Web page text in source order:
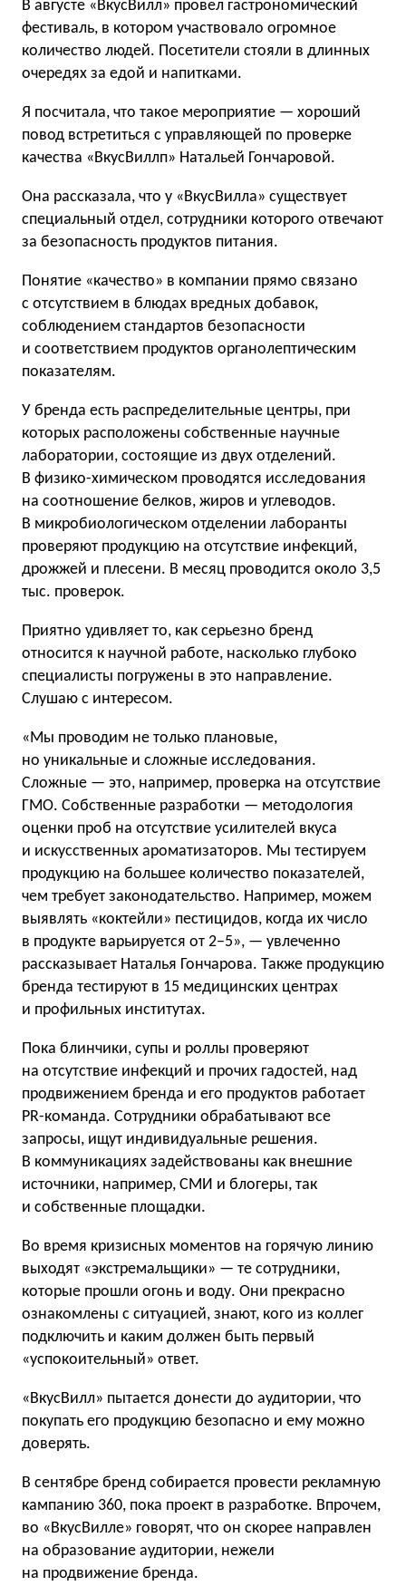
В августе «ВкусВилл» провел гастрономический
фестиваль, в котором участвовало огромное
количество людей. Посетители стояли в длинных
очередях за едой и напитками.
Я посчитала, что такое мероприятие — хороший
повод встретиться с управляющей по проверке
качества «ВкусВиллп» Натальей Гончаровой.
Она рассказала, что у «ВкусВилла» существует
специальный отдел, сотрудники которого отвечают
за безопасность продуктов питания.
Понятие «качество» в компании прямо связано
с отсутствием в блюдах вредных добавок,
соблюдением стандартов безопасности
и соответствием продуктов органолептическим
показателям.
У бренда есть распределительные центры, при
которых расположены собственные научные
лаборатории, состоящие из двух отделений.
В физико-химическом проводятся исследования
на соотношение белков, жиров и углеводов.
В микробиологическом отделении лаборанты
проверяют продукцию на отсутствие инфекций,
дрожжей и плесени. В месяц проводится около 3,5
тыс. проверок.
Приятно удивляет то, как серьезно бренд
относится к научной работе, насколько глубоко
специалисты погружены в это направление.
Слушаю с интересом.
«Мы проводим не только плановые,
но уникальные и сложные исследования.
Сложные — это, например, проверка на отсутствие
ГМО. Собственные разработки — методология
оценки проб на отсутствие усилителей вкуса
и искусственных ароматизаторов. Мы тестируем
продукцию на большее количество показателей,
чем требует законодательство. Например, можем
выявлять «коктейли» пестицидов, когда их число
в продукте варьируется от 2−5», — увлеченно
рассказывает Наталья Гончарова. Также продукцию
бренда тестируют в 15 медицинских центрах
и профильных институтах.
Пока блинчики, супы и роллы проверяют
на отсутствие инфекций и прочих гадостей, над
продвижением бренда и его продуктов работает
PR-команда. Сотрудники обрабатывают все
запросы, ищут индивидуальные решения.
В коммуникациях задействованы как внешние
источники, например, СМИ и блогеры, так
и собственные площадки.
Во время кризисных моментов на горячую линию
выходят «экстремальщики» — те сотрудники,
которые прошли огонь и воду. Они прекрасно
ознакомлены с ситуацией, знают, кого из коллег
подключить и каким должен быть первый
«успокоительный» ответ.
«ВкусВилл» пытается донести до аудитории, что
покупать его продукцию безопасно и ему можно
доверять.
В сентябре бренд собирается провести рекламную
кампанию 360, пока проект в разработке. Впрочем,
во «ВкусВилле» говорят, что он скорее направлен
на образование аудитории, нежели
на продвижение бренда.